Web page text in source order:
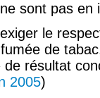
sont pas en
le
de
de résultat
2005)